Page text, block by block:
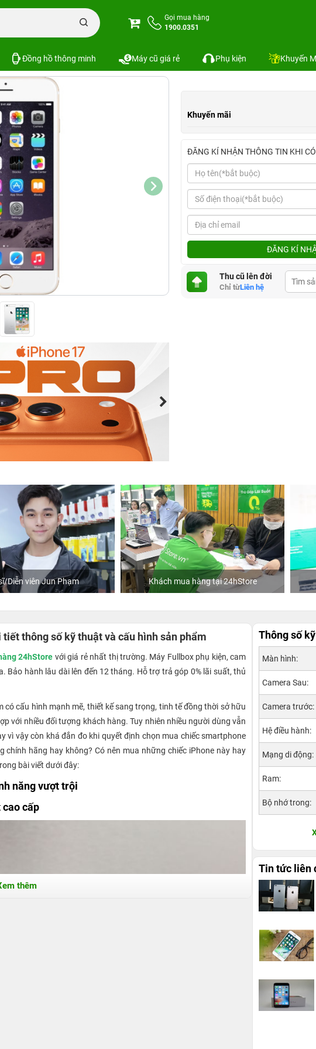
Gọi mua hàng
1900.0351
Đồng hồ thông minh Máy cũ giá rẻ Phụ kiện Khuyến
iPhone 6 Plus Mới iPhone 6 Plus 16GB Trả Bảo Hành
Khuyến mãi
ĐĂNG KÍ NHẬN THÔNG TIN KHI
ĐĂNG KÍ
Thu cũ lên đời
Chỉ từLiên hệ
Diễn viên Jun Phạm Khách mua hàng tại 24hStore
thông số kỹ thuật và cấu hình sản phẩm
24hStore với giá rẻ nhất thị trường. Máy Fullbox phụ kiện, cam
Bảo hành lâu dài lên đến 12 tháng. Hỗ trợ trả góp 0% lãi suất, thủ
cấu hình mạnh mẽ, thiết kế sang trọng, tinh tế đồng thời sở hữu
với nhiều đối tượng khách hàng. Tuy nhiên nhiều người dùng vẫn
vậy còn khá đắn đo khi quyết định chọn mua chiếc smartphone
hãng hay không? Có nên mua những chiếc iPhone này hay
bài viết dưới đây:
năng vượt trội
cấp
thêm
Thông số
Màn hình:
Camera Sau:
Camera trước:
Hệ điều hành:
Mạng di động:
Ram:
Bộ nhớ trong:
Tin tức liên